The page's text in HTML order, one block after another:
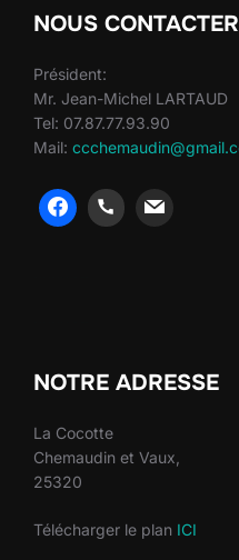
NOUS CONTACTER
Président:
Mr. Jean-Michel LARTAUD
Tel: 07.87.77.93.90
Mail:
NOTRE ADRESSE
La Cocotte
Chemaudin et Vaux,
25320
Télécharger le plan ICI